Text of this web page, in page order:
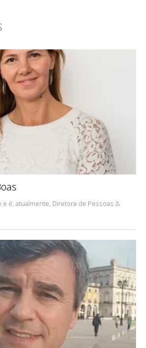
e é, atualmente, Diretora de Pessoas &